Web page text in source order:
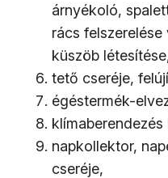
árnyékoló,
rács
küszöb
tető cseréje,
égéstermék-
napkollektor,
cseréje,